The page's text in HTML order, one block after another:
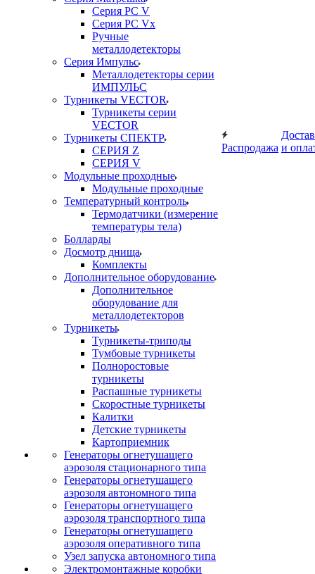
Серия PC V
Серия PC Vx
Ручные
металлодетекторы
Серия Импульс
Металлодетекторы серии
ИМПУЛЬС
Турникеты VECTOR
Турникеты серии
VECTOR
Турникеты СПЕКТР
СЕРИЯ Z
СЕРИЯ V
Модульные проходные
Модульные проходные
Температурный контроль
Термодатчики (измерение
температуры тела)
Болларды
Досмотр днища
Комплекты
Дополнительное оборудование
Дополнительное
оборудование для
металлодетекторов
Турникеты
Турникеты-триподы
Тумбовые турникеты
Полноростовые
турникеты
Распашные турникеты
Скоростные турникеты
Калитки
Детские турникеты
Картоприемник
Генераторы огнетушащего
аэрозоля стационарного типа
Генераторы огнетушащего
аэрозоля автономного типа
Генераторы огнетушащего
аэрозоля транспортного типа
Генераторы огнетушащего
аэрозоля оперативного типа
Узел запуска автономного типа
Электромонтажные коробки
Распродажа и